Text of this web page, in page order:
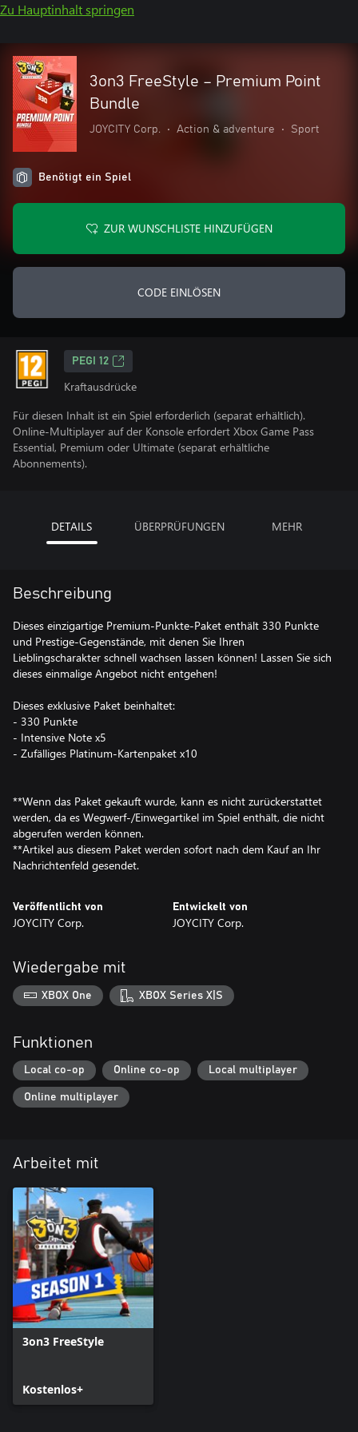
Zu Hauptinhalt springen
3on3 FreeStyle – Premium Point
Bundle
JOYCITY Corp. • Action & adventure • Sport
Benötigt ein Spiel
ZUR WUNSCHLISTE HINZUFÜGEN
CODE EINLÖSEN
PEGI 12
Kraftausdrücke
Für diesen Inhalt ist ein Spiel erforderlich (separat erhältlich).
Online-Multiplayer auf der Konsole erfordert Xbox Game Pass
Essential, Premium oder Ultimate (separat erhältliche
Abonnements).
DETAILS ÜBERPRÜFUNGEN MEHR
Beschreibung
Dieses einzigartige Premium-Punkte-Paket enthält 330 Punkte
und Prestige-Gegenstände, mit denen Sie Ihren
Lieblingscharakter schnell wachsen lassen können! Lassen Sie sich
dieses einmalige Angebot nicht entgehen!
Dieses exklusive Paket beinhaltet:
- 330 Punkte
- Intensive Note x5
- Zufälliges Platinum-Kartenpaket x10
**Wenn das Paket gekauft wurde, kann es nicht zurückerstattet
werden, da es Wegwerf-/Einwegartikel im Spiel enthält, die nicht
abgerufen werden können.
**Artikel aus diesem Paket werden sofort nach dem Kauf an Ihr
Nachrichtenfeld gesendet.
Veröffentlicht von
JOYCITY Corp.
Entwickelt von
JOYCITY Corp.
Wiedergabe mit
XBOX One XBOX Series X|S
Funktionen
Local co-op Online co-op Local multiplayer
Online multiplayer
Arbeitet mit
3on3 FreeStyle
Kostenlos+